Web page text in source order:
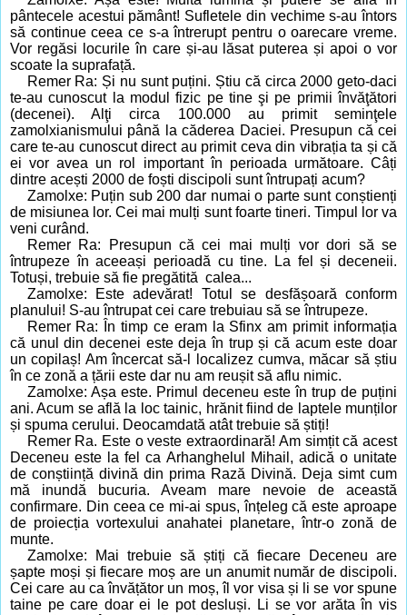
pântecele acestui pământ! Sufletele din vechime s-au întors
să continue ceea ce s-a întrerupt pentru o oarecare vreme.
Vor regăsi locurile în care și-au lăsat puterea și apoi o vor
scoate la suprafață.
Remer Ra: Și nu sunt puțini. Știu că circa 2000 geto-daci
te-au cunoscut la modul fizic pe tine şi pe primii învăţători
(decenei). Alţi circa 100.000 au primit seminţele
zamolxianismului până la căderea Daciei. Presupun că cei
care te-au cunoscut direct au primit ceva din vibrația ta și că
ei vor avea un rol important în perioada următoare. Câți
dintre acești 2000 de foști discipoli sunt întrupați acum?
Zamolxe: Puțin sub 200 dar numai o parte sunt conștienți
de misiunea lor. Cei mai mulți sunt foarte tineri. Timpul lor va
veni curând.
Remer Ra: Presupun că cei mai mulți vor dori să se
întrupeze în aceeași perioadă cu tine. La fel și deceneii.
Totuși, trebuie să fie pregătită calea...
Zamolxe: Este adevărat! Totul se desfășoară conform
planului! S-au întrupat cei care trebuiau să se întrupeze.
Remer Ra: În timp ce eram la Sfinx am primit informația
că unul din decenei este deja în trup și că acum este doar
un copilaș! Am încercat să-l localizez cumva, măcar să știu
în ce zonă a țării este dar nu am reușit să aflu nimic.
Zamolxe: Așa este. Primul deceneu este în trup de puțini
ani. Acum se află la loc tainic, hrănit fiind de laptele munților
și spuma cerului. Deocamdată atât trebuie să știți!
Remer Ra. Este o veste extraordinară! Am simțit că acest
Deceneu este la fel ca Arhanghelul Mihail, adică o unitate
de conștiință divină din prima Rază Divină. Deja simt cum
mă inundă bucuria. Aveam mare nevoie de această
confirmare. Din ceea ce mi-ai spus, înțeleg că este aproape
de proiecția vortexului anahatei planetare, într-o zonă de
munte.
Zamolxe: Mai trebuie să știți că fiecare Deceneu are
șapte moși și fiecare moș are un anumit număr de discipoli.
Cei care au ca învățător un moș, îl vor visa și li se vor spune
taine pe care doar ei le pot desluși. Li se vor arăta în vis